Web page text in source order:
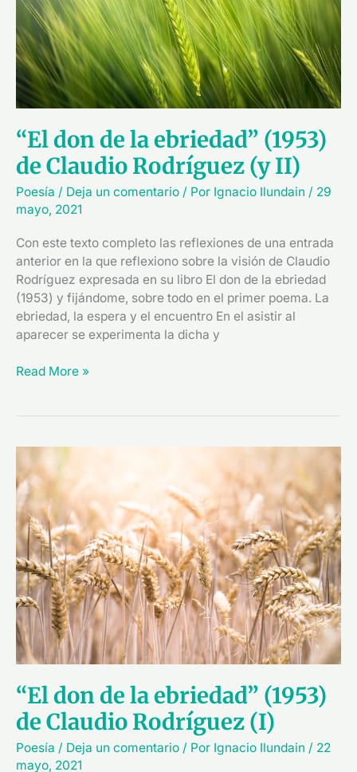
“El don de la ebriedad” (1953)
de Claudio Rodríguez (y II)
Poesía / Deja un comentario / Por Ignacio Ilundain / 29
mayo, 2021
Con este texto completo las reflexiones de una entrada
anterior en la que reflexiono sobre la visión de Claudio
Rodríguez expresada en su libro El don de la ebriedad
(1953) y fijándome, sobre todo en el primer poema. La
ebriedad, la espera y el encuentro En el asistir al
aparecer se experimenta la dicha y
de
Claudio
Rodríguez
(y
II)
Read More »
“El don de la ebriedad” (1953)
de Claudio Rodríguez (I)
Poesía / Deja un comentario / Por Ignacio Ilundain / 22
mayo, 2021
don
de
la
ebriedad”
(1953)
de
Claudio
Rodríguez
(I)